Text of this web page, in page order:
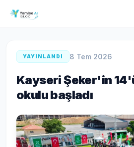
YAYINLANDI 8 Tem 2026
Kayseri Şeker'in
okulu başladı